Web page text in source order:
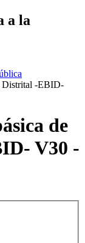
a la
Distrital -EBID-
de
V30 -